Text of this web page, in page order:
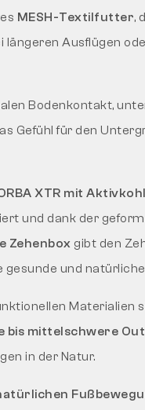
MESH-Textilfutter,
längeren Ausflügen
Bodenkontakt,
Gefühl für den
XTR mit
und dank der
Zehenbox gibt den
und
Materialien
bis mittelschwere
in der Natur.